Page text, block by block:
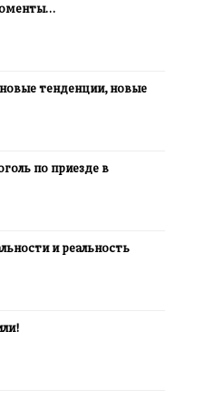
тенденции, новые
по приезде в
и реальность